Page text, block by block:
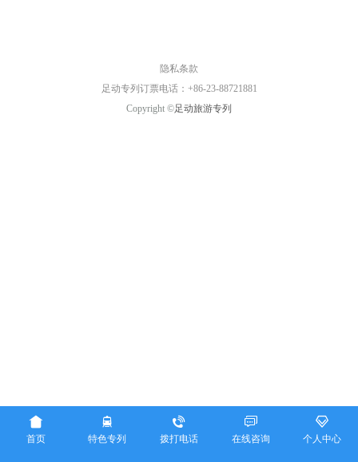
隐私条款
足动专列订票电话：+86-23-88721881
Copyright ©足动旅游专列

首页

特色专列

拨打电话

在线咨询

个人中心